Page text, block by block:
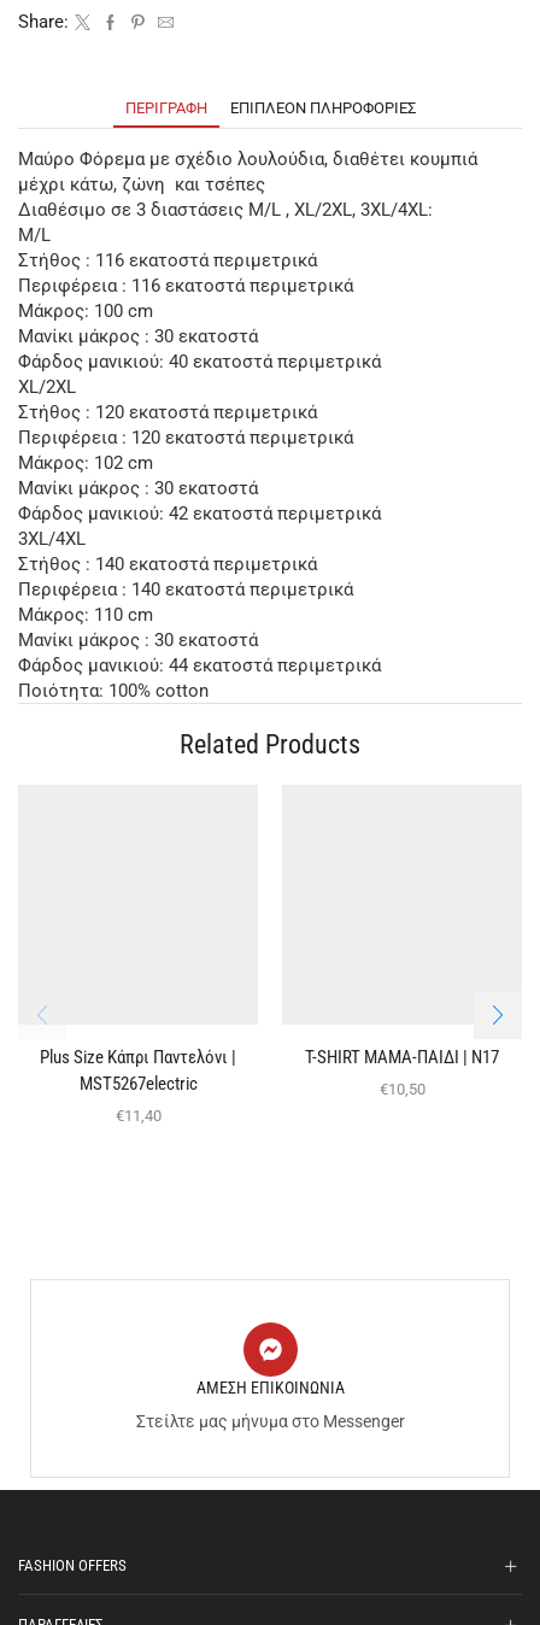
Share:
ΠΕΡΙΓΡΑΦΉ ΕΠΙΠΛΈΟΝ ΠΛΗΡΟΦΟΡΊΕΣ
Μαύρο Φόρεμα με σχέδιο λουλούδια, διαθέτει κουμπιά
μέχρι κάτω, ζώνη και τσέπες
Διαθέσιμο σε 3 διαστάσεις M/L , XL/2XL, 3XL/4XL:
M/L
Στήθος : 116 εκατοστά περιμετρικά
Περιφέρεια : 116 εκατοστά περιμετρικά
Μάκρος: 100 cm
Μανίκι μάκρος : 30 εκατοστά
Φάρδος μανικιού: 40 εκατοστά περιμετρικά
XL/2XL
Στήθος : 120 εκατοστά περιμετρικά
Περιφέρεια : 120 εκατοστά περιμετρικά
Μάκρος: 102 cm
Μανίκι μάκρος : 30 εκατοστά
Φάρδος μανικιού: 42 εκατοστά περιμετρικά
3XL/4XL
Στήθος : 140 εκατοστά περιμετρικά
Περιφέρεια : 140 εκατοστά περιμετρικά
Μάκρος: 110 cm
Μανίκι μάκρος : 30 εκατοστά
Φάρδος μανικιού: 44 εκατοστά περιμετρικά
Ποιότητα: 100% cotton
Related Products
Plus Size Κάπρι Παντελόνι |
MST5267electric
€11,40
T-SHIRT ΜΑΜΑ-ΠΑΙΔΙ | Ν17
€10,50
ΑΜΕΣΗ ΕΠΙΚΟΙΝΩΝΙΑ
Στείλτε μας μήνυμα στο Messenger
FASHION OFFERS